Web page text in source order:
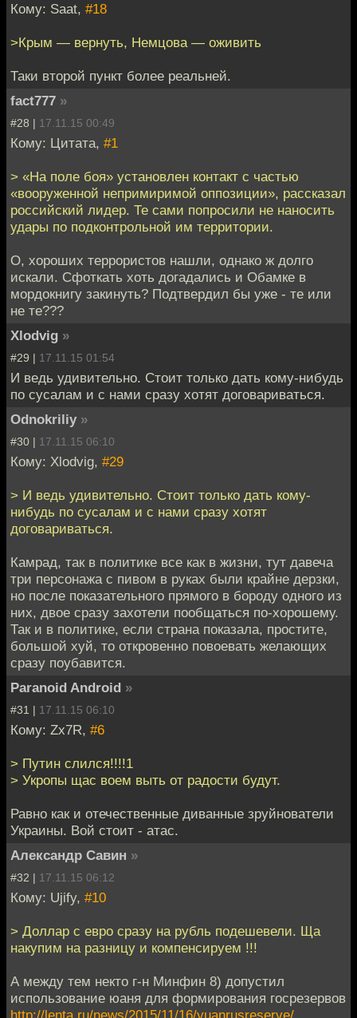
Кому: Saat, #18
>Крым — вернуть, Немцова — оживить
Таки второй пункт более реальней.
fact777 »
#28 | 17.11.15 00:49
Кому: Цитата, #1
> «На поле боя» установлен контакт с частью
«вооруженной непримиримой оппозиции», рассказал
российский лидер. Те сами попросили не наносить
удары по подконтрольной им территории.
О, хороших террористов нашли, однако ж долго
искали. Сфоткать хоть догадались и Обамке в
мордокнигу закинуть? Подтвердил бы уже - те или
не те???
Xlodvig »
#29 | 17.11.15 01:54
И ведь удивительно. Стоит только дать кому-нибудь
по сусалам и с нами сразу хотят договариваться.
Odnokriliy »
#30 | 17.11.15 06:10
Кому: Xlodvig, #29
> И ведь удивительно. Стоит только дать кому-
нибудь по сусалам и с нами сразу хотят
договариваться.
Камрад, так в политике все как в жизни, тут давеча
три персонажа с пивом в руках были крайне дерзки,
но после показательного прямого в бороду одного из
них, двое сразу захотели пообщаться по-хорошему.
Так и в политике, если страна показала, простите,
большой хуй, то откровенно повоевать желающих
сразу поубавится.
Paranoid Android »
#31 | 17.11.15 06:10
Кому: Zx7R, #6
> Путин слился!!!!1
> Укропы щас воем выть от радости будут.
Равно как и отечественные диванные зруйнователи
Украины. Вой стоит - атас.
Александр Савин »
#32 | 17.11.15 06:12
Кому: Ujify, #10
> Доллар с евро сразу на рубль подешевели. Ща
накупим на разницу и компенсируем !!!
А между тем некто г-н Минфин 8) допустил
использование юаня для формирования госрезервов